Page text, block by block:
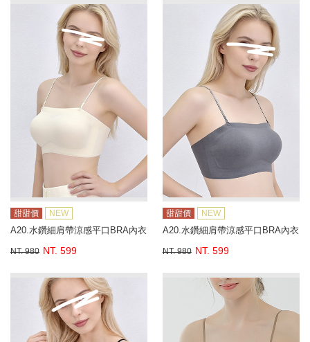
甜甜價 NEW
A20.水鑽細肩帶涼感平口BRA內衣
NT. 980 NT. 599
甜甜價 NEW
A20.水鑽細肩帶涼感平口BRA內衣
NT. 980 NT. 599